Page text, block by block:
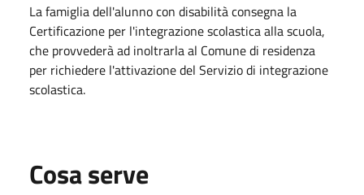
La famiglia dell'alunno con disabilità consegna la
Certificazione per l'integrazione scolastica alla scuola,
che provvederà ad inoltrarla al Comune di residenza
per richiedere l'attivazione del Servizio di integrazione
scolastica.
Cosa serve